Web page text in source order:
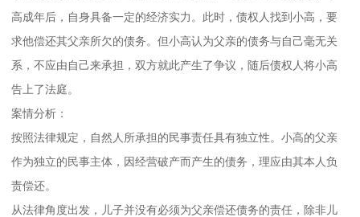
高成年后，自身具备一定的经济实力。此时，债权人找到小高，要
求他偿还其父亲所欠的债务。但小高认为父亲的债务与自己毫无关
系，不应由自己来承担，双方就此产生了争议，随后债权人将小高
告上了法庭。
案情分析：
按照法律规定，自然人所承担的民事责任具有独立性。小高的父亲
作为独立的民事主体，因经营破产而产生的债务，理应由其本人负
责偿还。
从法律角度出发，儿子并没有必须为父亲偿还债务的责任，除非儿